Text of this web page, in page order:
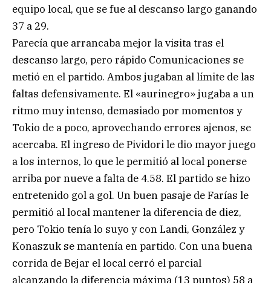
equipo local, que se fue al descanso largo ganando
37 a 29.
Parecía que arrancaba mejor la visita tras el
descanso largo, pero rápido Comunicaciones se
metió en el partido. Ambos jugaban al límite de las
faltas defensivamente. El «aurinegro» jugaba a un
ritmo muy intenso, demasiado por momentos y
Tokio de a poco, aprovechando errores ajenos, se
acercaba. El ingreso de Pividori le dio mayor juego
a los internos, lo que le permitió al local ponerse
arriba por nueve a falta de 4.58. El partido se hizo
entretenido gol a gol. Un buen pasaje de Farías le
permitió al local mantener la diferencia de diez,
pero Tokio tenía lo suyo y con Landi, González y
Konaszuk se mantenía en partido. Con una buena
corrida de Bejar el local cerró el parcial
alcanzando la diferencia máxima (13 puntos) 58 a